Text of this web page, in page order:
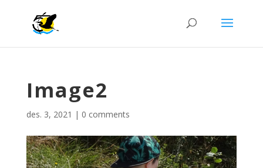
Image2
des. 3, 2021 | 0 comments